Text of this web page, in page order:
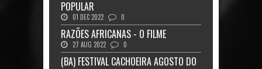
POPULAR
01 DEC 2022 0
RAZÕES AFRICANAS - O FILME
27 AUG 2022 0
(BA) FESTIVAL CACHOEIRA AGOSTO DO